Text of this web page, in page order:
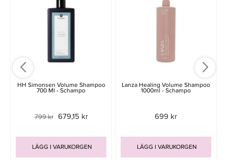
HH Simonsen Volume Shampoo
700 Ml - Schampo
799 kr 679,15 kr
LÄGG I VARUKORGEN
Lanza Healing Volume Shampoo
1000ml - Schampo
699 kr
LÄGG I VARUKORGEN